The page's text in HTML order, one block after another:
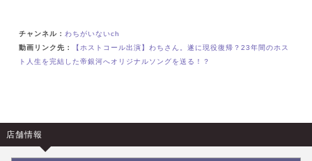
チャンネル： わちがいないch
動画リンク先：
【ホストコール出演】わちさん。遂に現役復帰？23年間のホス
ト人生を完結した帝銀河へオリジナルソングを送る！？
店舗情報